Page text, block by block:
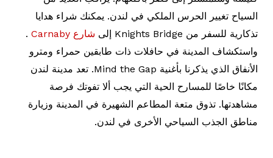
السياح تغيير الحرس الملكي في لندن. يمكنك شراء هدايا
تذكارية للسفر من Knights Bridge إلى
شارع Carnaby
.
واستكشاف المدينة في حافلات ذات طابقين حمراء ومترو
الأنفاق الذي يذكرنا بأغنية Mind the Gap. تعد مدينة لندن
مكانًا خاصًا للمسارح الحية التي يجب ألا تفوتك فرصة
مشاهدتها. تذوق متعة المطاعم الشهيرة في المدينة وزيارة
مناطق الجذب السياحي الأخرى في لندن.